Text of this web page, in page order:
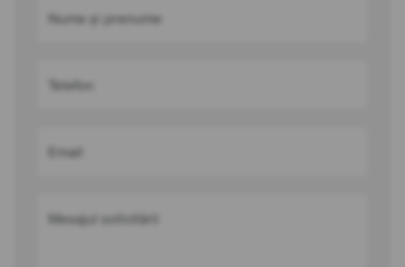
Nume și prenume
Telefon
Email
Mesajul solicitării